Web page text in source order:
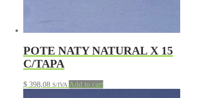
POTE NATY NATURAL X 15
C/TAPA
$ 398,08 S/IVA Add to cart